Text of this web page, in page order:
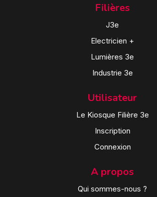
Filières
J3e
Electricien +
Lumières 3e
Industrie 3e
Utilisateur
Le Kiosque Filière 3e
Inscription
Connexion
A propos
Qui sommes-nous ?